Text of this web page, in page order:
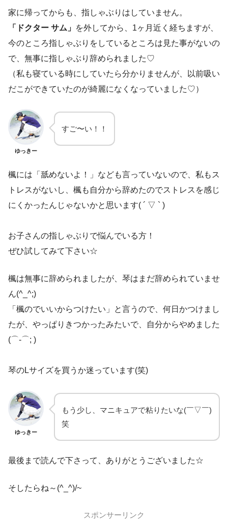
家に帰ってからも、指しゃぶりはしていません。
「ドクター サム」 を外してから、1ヶ月近く経ちますが、
今のところ指しゃぶりをしているところは見た事がないの
で、無事に指しゃぶり辞められました♡
（私も寝ている時にしていたら分かりませんが、以前吸い
だこができていたのが綺麗になくなっていました♡）
ゆっきー
すご〜い！！
楓には「舐めないよ！」なども言っていないので、私もス
トレスがないし、楓も自分から辞めたのでストレスを感じ
にくかったんじゃないかと思います( ´ ▽ ` )
お子さんの指しゃぶりで悩んでいる方！
ぜひ試してみて下さい☆
楓は無事に辞められましたが、琴はまだ辞められていませ
ん(^_^;)
「楓のでいいからつけたい」と言うので、何日かつけまし
たが、やっぱりきつかったみたいで、自分からやめました
(⌒-⌒; )
琴のLサイズを買うか迷っています(笑)
ゆっきー
もう少し、マニキュアで粘りたいな(￣▽￣)
笑
最後まで読んで下さって、ありがとうございました☆
そしたらね～(^_^)/~
スポンサーリンク